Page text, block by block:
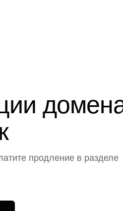
продление в разделе